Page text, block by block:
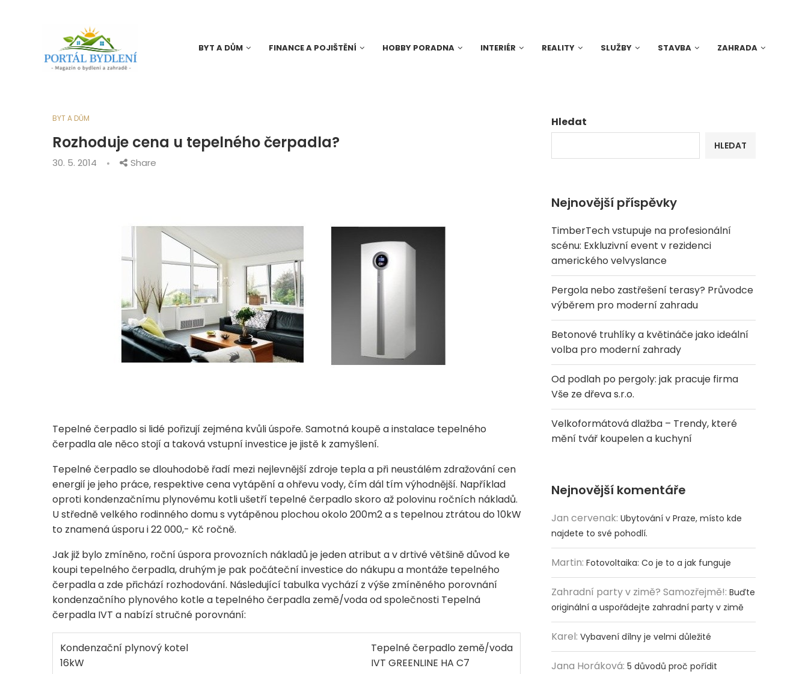
BYT A DŮM FINANCE A POJIŠTĚNÍ HOBBY PORADNA INTERIÉR REALITY SLUŽBY STAVBA ZAHRADA
BYT A DŮM
Rozhoduje cena u tepelného čerpadla?
30. 5. 2014 Share
Tepelné čerpadlo si lidé pořizují zejména kvůli úspoře. Samotná koupě a instalace tepelného
čerpadla ale něco stojí a taková vstupní investice je jistě k zamyšlení.
Tepelné čerpadlo se dlouhodobě řadí mezi nejlevnější zdroje tepla a při neustálém zdražování cen
energií je jeho práce, respektive cena vytápění a ohřevu vody, čím dál tím výhodnější. Například
oproti kondenzačnímu plynovému kotli ušetří tepelné čerpadlo skoro až polovinu ročních nákladů.
U středně velkého rodinného domu s vytápěnou plochou okolo 200m2 a s tepelnou ztrátou do 10kW
to znamená úsporu i 22 000,- Kč ročně.
Jak již bylo zmíněno, roční úspora provozních nákladů je jeden atribut a v drtivé většině důvod ke
koupi tepelného čerpadla, druhým je pak počáteční investice do nákupu a montáže tepelného
čerpadla a zde přichází rozhodování. Následující tabulka vychází z výše zmíněného porovnání
kondenzačního plynového kotle a tepelného čerpadla země/voda od společnosti Tepelná
čerpadla IVT a nabízí stručné porovnání:
Kondenzační plynový kotel
16kW
Tepelné čerpadlo země/voda
IVT GREENLINE HA C7
Hledat
HLEDAT
Nejnovější příspěvky
TimberTech vstupuje na profesionální
scénu: Exkluzivní event v rezidenci
amerického velvyslance
Pergola nebo zastřešení terasy? Průvodce
výběrem pro moderní zahradu
Betonové truhlíky a květináče jako ideální
volba pro moderní zahrady
Od podlah po pergoly: jak pracuje firma
Vše ze dřeva s.r.o.
Velkoformátová dlažba – Trendy, které
mění tvář koupelen a kuchyní
Nejnovější komentáře
Jan cervenak: Ubytování v Praze, místo kde
najdete to své pohodlí.
Martin: Fotovoltaika: Co je to a jak funguje
Zahradní party v zimě? Samozřejmě!: Buďte
originální a uspořádejte zahradní party v zimě
Karel: Vybavení dílny je velmi důležité
Jana Horáková: 5 důvodů proč pořídit